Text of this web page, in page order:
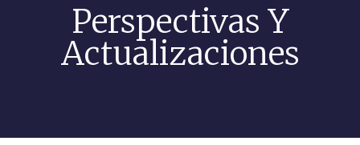
Perspectivas Y
Actualizaciones